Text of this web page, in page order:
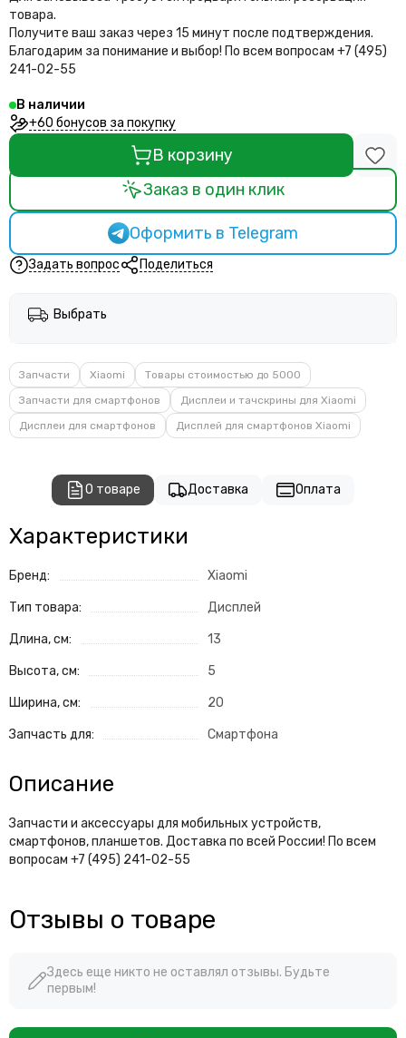
товара.
Получите ваш заказ через 15 минут после подтверждения.
Благодарим за понимание и выбор! По всем вопросам +7 (495)
241-02-55
В наличии
+60 бонусов за покупку
В корзину
Заказ в один клик
Оформить в Telegram
Задать вопрос Поделиться
Выбрать
Запчасти Xiaomi
Товары стоимостью до 5000
Запчасти для смартфонов
Дисплеи и тачскрины для Xiaomi
Дисплеи для смартфонов
Дисплей для смартфонов Xiaomi
О товаре Доставка Оплата
Характеристики
Бренд: Xiaomi
Тип товара: Дисплей
Длина, см: 13
Высота, см: 5
Ширина, см: 20
Запчасть для: Смартфона
Описание
Запчасти и аксессуары для мобильных устройств,
смартфонов, планшетов. Доставка по всей России! По всем
вопросам +7 (495) 241-02-55
Отзывы о товаре
Здесь еще никто не оставлял отзывы. Будьте
первым!